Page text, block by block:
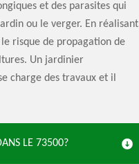
et des parasites qui
ou le verger. En réalisant
risque de propagation de
Un jardinier
charge des travaux et il
LE 73500?